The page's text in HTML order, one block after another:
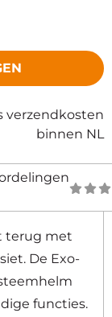
verzendkosten
binnen NL
terug met
De Exo-
functies.